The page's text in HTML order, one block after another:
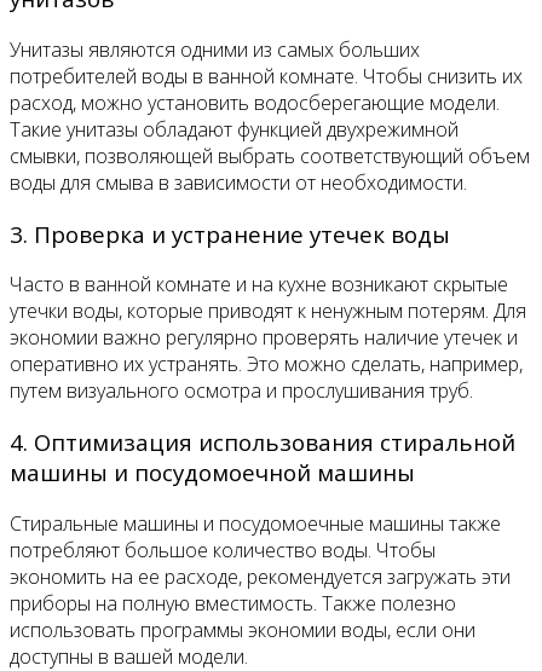
Унитазы являются одними из самых больших
потребителей воды в ванной комнате. Чтобы снизить их
расход, можно установить водосберегающие модели.
Такие унитазы обладают функцией двухрежимной
смывки, позволяющей выбрать соответствующий объем
воды для смыва в зависимости от необходимости.
3. Проверка и устранение утечек воды
Часто в ванной комнате и на кухне возникают скрытые
утечки воды, которые приводят к ненужным потерям. Для
экономии важно регулярно проверять наличие утечек и
оперативно их устранять. Это можно сделать, например,
путем визуального осмотра и прослушивания труб.
4. Оптимизация использования стиральной
машины и посудомоечной машины
Стиральные машины и посудомоечные машины также
потребляют большое количество воды. Чтобы
экономить на ее расходе, рекомендуется загружать эти
приборы на полную вместимость. Также полезно
использовать программы экономии воды, если они
доступны в вашей модели.